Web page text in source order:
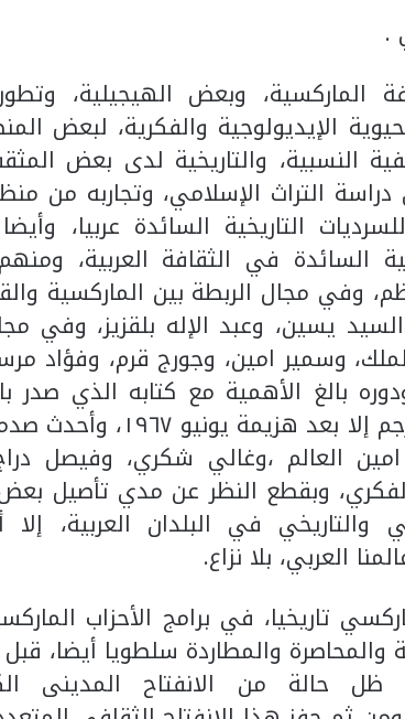
.
الماركسية، وبعض الهيجيلية،
الإيديولوجية والفكرية، لبعض
النسبية، والتاريخية لدى بعض
التراث الإسلامي، وتجاربه من
التاريخية السائدة عربيا،
السائدة في الثقافة العربية،
وفي مجال الربطة بين الماركسية
يسين، وعبد الإله بلقزيز، وفي
وسمير امين، وجورج قرم، وفؤاد
بالغ الأهمية مع كتابه الذي صدر
المعاصرة، ولم يترجم
العالم ،وغالي شكري، وفيصل
وبقطع النظر عن مدي تأصيل
والتاريخي في البلدان العربية،
العربي، بلا نزاع.
تاريخيا، في برامج الأحزاب
والمحاصرة والمطاردة سلطويا أيضا،
حالة من الانفتاح المدينى